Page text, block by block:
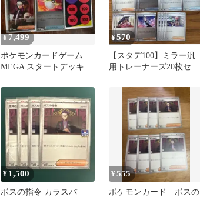
¥7,499
ポケモンカードゲーム
MEGA スタートデッキ
SR
¥570
【スタデ100】ミラー汎
用トレーナーズ20枚セッ
令など)
¥ 1,500
ボスの指令 カラスバ
¥555
ポケモンカード ボスの